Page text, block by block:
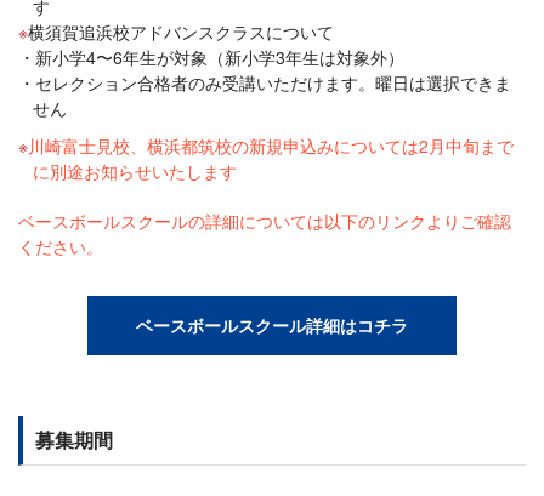
す
横須賀追浜校アドバンスクラスについて
新小学4〜6年生が対象（新小学3年生は対象外）
セレクション合格者のみ受講いただけます。曜日は選択できま
せん
川崎富士見校、横浜都筑校の新規申込みについては2月中旬まで
に別途お知らせいたします
ベースボールスクールの詳細については以下のリンクよりご確認
ください。
ベースボールスクール詳細はコチラ
募集期間